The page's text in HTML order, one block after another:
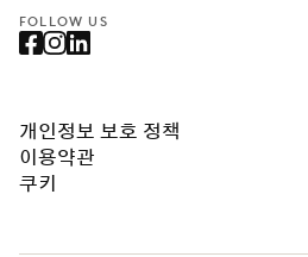
FOLLOW US
개인정보 보호 정책
이용약관
쿠키